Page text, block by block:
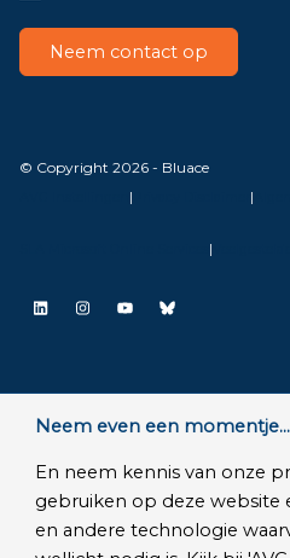
Neem contact op
© Copyright 2026 - Bluace
| |
|
LinkedIn
Instagram
YouTube
Neem even een momentje...
En neem kennis van onze
gebruiken op deze website
en andere technologie